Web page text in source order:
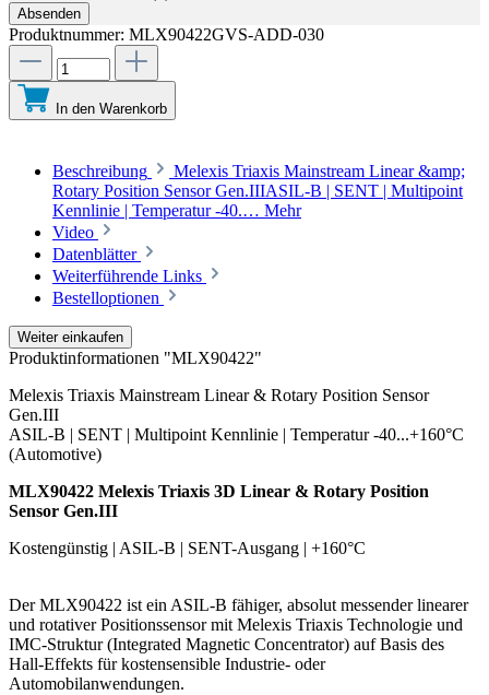
Absenden
Produktnummer: MLX90422GVS-ADD-030
In den Warenkorb
Beschreibung
Melexis Triaxis Mainstream Linear &amp;
Rotary Position Sensor Gen.IIIASIL-B | SENT | Multipoint
Kennlinie | Temperatur -40.… Mehr
Video
Datenblätter
Weiterführende Links
Bestelloptionen
Weiter einkaufen
Produktinformationen "MLX90422"
Melexis Triaxis Mainstream Linear & Rotary Position Sensor
Gen.III
ASIL-B | SENT | Multipoint Kennlinie | Temperatur -40...+160°C
(Automotive)
MLX90422 Melexis Triaxis 3D Linear & Rotary Position
Sensor Gen.III
Kostengünstig | ASIL-B | SENT-Ausgang | +160°C
Der MLX90422 ist ein ASIL-B fähiger, absolut messender linearer
und rotativer Positionssensor mit Melexis Triaxis Technologie und
IMC-Struktur (Integrated Magnetic Concentrator) auf Basis des
Hall-Effekts für kostensensible Industrie- oder
Automobilanwendungen.